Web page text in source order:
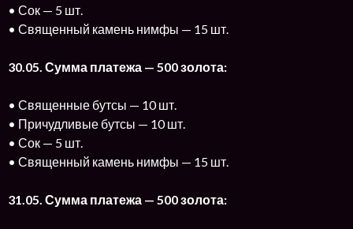
• Сок — 5 шт.
• Священный камень нимфы — 15 шт.
30.05. Сумма платежа — 500 золота:
• Священные бутсы — 10 шт.
• Причудливые бутсы — 10 шт.
• Сок — 5 шт.
• Священный камень нимфы — 15 шт.
31.05. Сумма платежа — 500 золота: